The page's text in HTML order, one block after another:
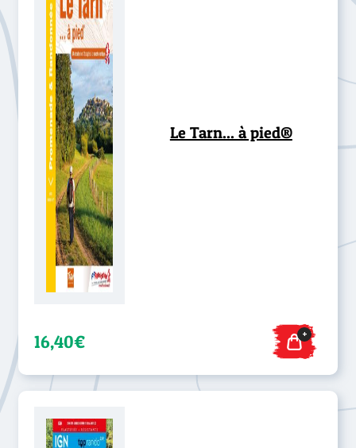
Le Tarn... à pied®
16,40€ +